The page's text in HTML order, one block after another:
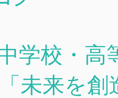
学校・
未来を